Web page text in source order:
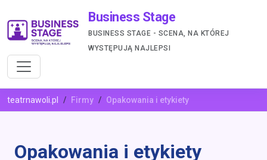
Business Stage
BUSINESS STAGE - SCENA, NA KTÓREJ
WYSTĘPUJĄ NAJLEPSI
teatrnawoli.pl Firmy Opakowania i etykiety
Opakowania i etykiety